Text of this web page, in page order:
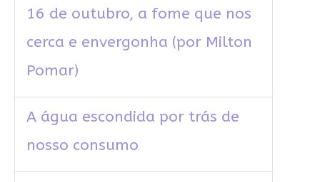
16 de outubro, a fome que nos
cerca e envergonha (por Milton
Pomar)
A água escondida por trás de
nosso consumo